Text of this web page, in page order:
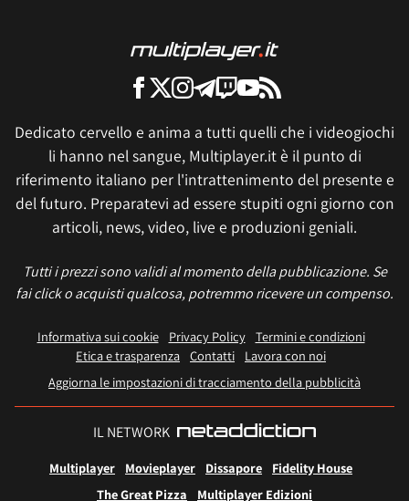
Dedicato cervello e anima a tutti quelli che i videogiochi
li hanno nel sangue, Multiplayer.it è il punto di
riferimento italiano per l'intrattenimento del presente e
del futuro. Preparatevi ad essere stupiti ogni giorno con
articoli, news, video, live e produzioni geniali.
Tutti i prezzi sono validi al momento della pubblicazione. Se
fai click o acquisti qualcosa, potremmo ricevere un compenso.
Informativa sui cookie Privacy Policy
Termini e condizioni
Etica e trasparenza Contatti
Lavora con noi
Aggiorna le impostazioni di tracciamento della pubblicità
IL NETWORK
Multiplayer Movieplayer Dissapore
Fidelity House
The Great Pizza
Multiplayer Edizioni